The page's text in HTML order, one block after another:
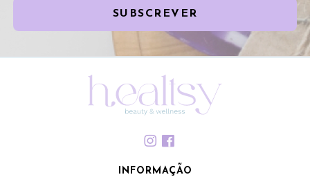
SUBSCREVER
INFORMAÇÃO